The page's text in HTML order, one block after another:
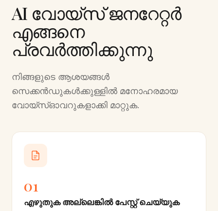
AI വോയ്‌സ് ജനറേറ്റർ
എങ്ങനെ
പ്രവർത്തിക്കുന്നു
നിങ്ങളുടെ ആശയങ്ങൾ
സെക്കൻഡുകൾക്കുള്ളിൽ മനോഹരമായ
വോയ്‌സ്ഓവറുകളാക്കി മാറ്റുക.
01
എഴുതുക അല്ലെങ്കിൽ പേസ്റ്റ് ചെയ്യുക